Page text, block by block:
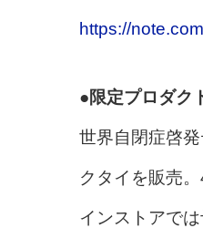
https://
●限定プロダク
世界自閉症啓
クタイを販売
インストアでは